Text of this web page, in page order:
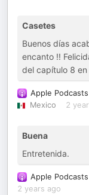
Casetes
Buenos días
encanto !!
del capítulo 8
Apple Podcasts
Mexico
2
Buena
Entretenida.
Apple Podcasts
2 years ago